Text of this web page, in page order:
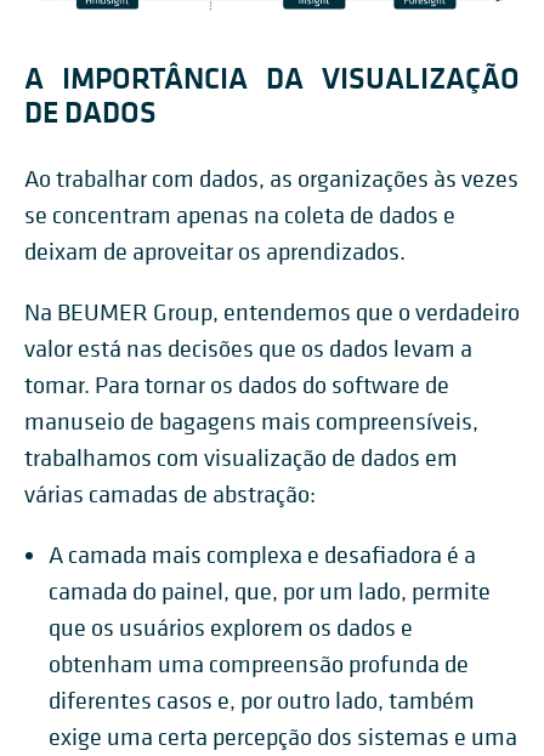
A IMPORTÂNCIA DA VISUALIZAÇÃO
DE DADOS
Ao trabalhar com dados, as organizações às vezes
se concentram apenas na coleta de dados e
deixam de aproveitar os aprendizados.
Na BEUMER Group, entendemos que o verdadeiro
valor está nas decisões que os dados levam a
tomar. Para tornar os dados do software de
manuseio de bagagens mais compreensíveis,
trabalhamos com visualização de dados em
várias camadas de abstração:
A camada mais complexa e desafiadora é a
camada do painel, que, por um lado, permite
que os usuários explorem os dados e
obtenham uma compreensão profunda de
diferentes casos e, por outro lado, também
exige uma certa percepção dos sistemas e uma